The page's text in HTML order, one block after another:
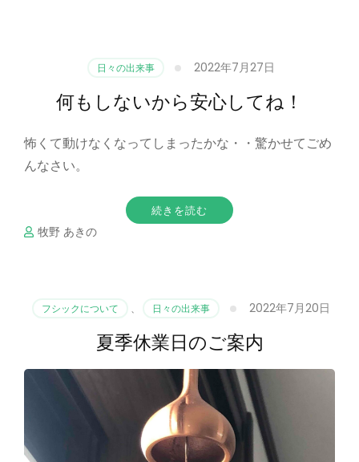
日々の出来事 2022年7月27日
何もしないから安心してね！
怖くて動けなくなってしまったかな・・驚かせてごめ
んなさい。
続きを読む
牧野 あきの
フシックについて 、 日々の出来事 2022年7月20日
夏季休業日のご案内